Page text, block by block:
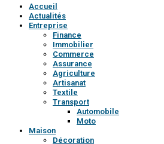
Accueil
Actualités
Entreprise
Finance
Immobilier
Commerce
Assurance
Agriculture
Artisanat
Textile
Transport
Automobile
Moto
Maison
Décoration